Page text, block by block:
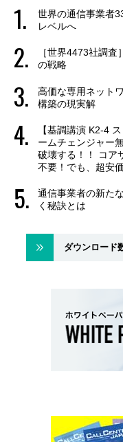
世界の通信事業者
レベルへ
［世界4473社調
の戦略
高価な専用ネット
構築の現実解
【基調講演 K2-4
ームチェンジャー
破壊する！！ コア
不要！でも、超安
通信事業者の新た
く秘訣とは
ダウンロード